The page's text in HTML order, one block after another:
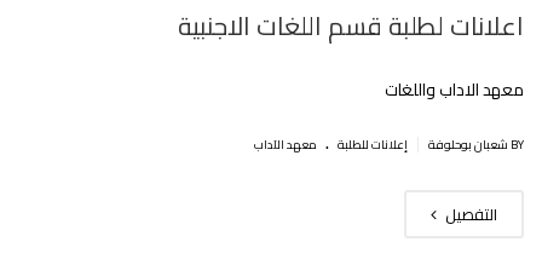
اعلانات لطلبة قسم اللغات الاجنبية
معهد الاداب واللغات
BY شعبان بوحلوفة إعلانات للطلبة . معهد الآداب
التفصيل